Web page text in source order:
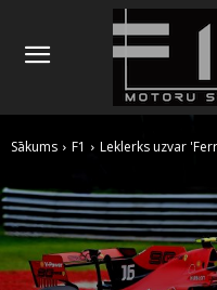
Sākums F1 Leklerks uzvar